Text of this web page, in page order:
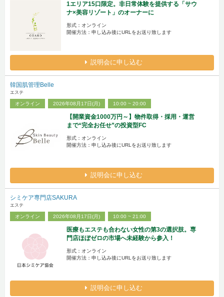
1エリア15口限定。非日常体験を提供する「サウ
ナ×美容リゾート」のオーナーに
形式：オンライン
開催方法：申し込み後にURLをお送り致します
説明会に申し込む
韓国肌管理Belle
エステ
オンライン 2026年08月17日(月) 10:00 ~ 20:00
【開業資金1000万円～】物件取得・採用・運営
まで“完全お任せ”の投資型FC
形式：オンライン
開催方法：申し込み後にURLをお送り致します
説明会に申し込む
シミケア専門店SAKURA
エステ
オンライン 2026年08月17日(月) 10:00 ~ 21:00
医療もエステも合わない女性の第3の選択肢。専
門店ほぼゼロの市場へ未経験から参入！
形式：オンライン
開催方法：申し込み後にURLをお送り致します
説明会に申し込む